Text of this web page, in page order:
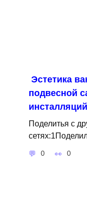
Эстетика
подвесной
Поделитья с
0 0